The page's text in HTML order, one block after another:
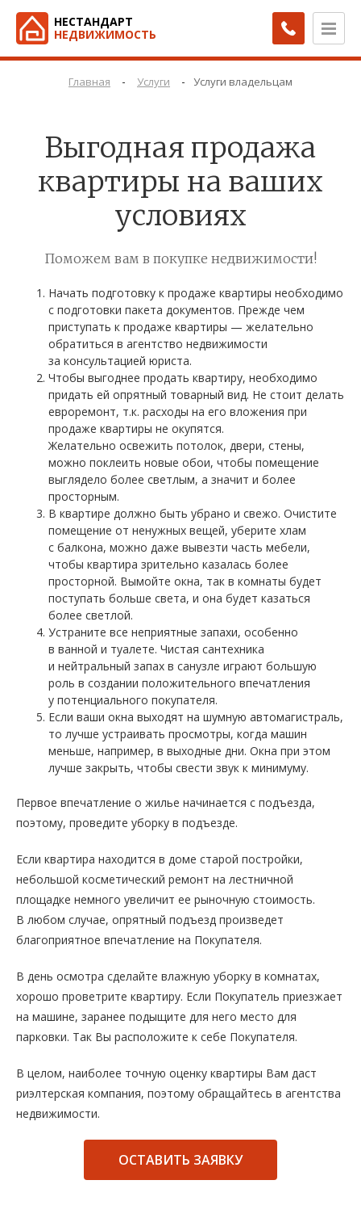
НЕСТАНДАРТ
НЕДВИЖИМОСТЬ
Главная - Услуги - Услуги владельцам
Выгодная продажа
квартиры на ваших
условиях
Поможем вам в покупке недвижимости!
Начать подготовку к продаже квартиры необходимо
с подготовки пакета документов. Прежде чем
приступать к продаже квартиры — желательно
обратиться в агентство недвижимости
за консультацией юриста.
Чтобы выгоднее продать квартиру, необходимо
придать ей опрятный товарный вид. Не стоит делать
евроремонт, т.к. расходы на его вложения при
продаже квартиры не окупятся.
Желательно освежить потолок, двери, стены,
можно поклеить новые обои, чтобы помещение
выглядело более светлым, а значит и более
просторным.
В квартире должно быть убрано и свежо. Очистите
помещение от ненужных вещей, уберите хлам
с балкона, можно даже вывезти часть мебели,
чтобы квартира зрительно казалась более
просторной. Вымойте окна, так в комнаты будет
поступать больше света, и она будет казаться
более светлой.
Устраните все неприятные запахи, особенно
в ванной и туалете. Чистая сантехника
и нейтральный запах в санузле играют большую
роль в создании положительного впечатления
у потенциального покупателя.
Если ваши окна выходят на шумную автомагистраль,
то лучше устраивать просмотры, когда машин
меньше, например, в выходные дни. Окна при этом
лучше закрыть, чтобы свести звук к минимуму.
Первое впечатление о жилье начинается с подъезда,
поэтому, проведите уборку в подъезде.
Если квартира находится в доме старой постройки,
небольшой косметический ремонт на лестничной
площадке немного увеличит ее рыночную стоимость.
В любом случае, опрятный подъезд произведет
благоприятное впечатление на Покупателя.
В день осмотра сделайте влажную уборку в комнатах,
хорошо проветрите квартиру. Если Покупатель приезжает
на машине, заранее подыщите для него место для
парковки. Так Вы расположите к себе Покупателя.
В целом, наиболее точную оценку квартиры Вам даст
риэлтерская компания, поэтому обращайтесь в агентства
недвижимости.
ОСТАВИТЬ ЗАЯВКУ